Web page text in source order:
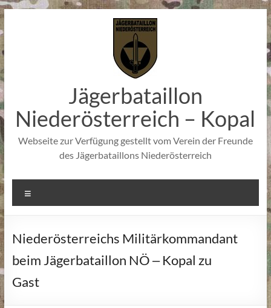
Zum
springen
Jägerbataillon
Niederösterreich – Kopal
Webseite zur Verfügung gestellt vom Verein der Freunde
des Jägerbataillons Niederösterreich
Niederösterreichs Militärkommandant
beim Jägerbataillon NÖ ‒ Kopal zu
Gast